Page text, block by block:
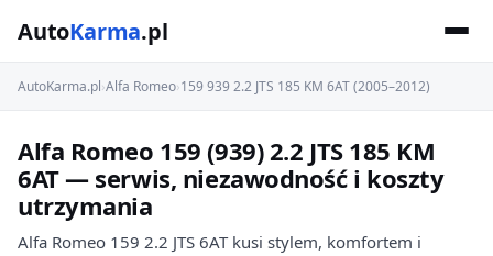
AutoKarma.pl
AutoKarma.pl›Alfa Romeo›159 939 2.2 JTS 185 KM 6AT (2005–2012)
Alfa Romeo 159 (939) 2.2 JTS 185 KM
6AT — serwis, niezawodność i koszty
utrzymania
Alfa Romeo 159 2.2 JTS 6AT kusi stylem, komfortem i